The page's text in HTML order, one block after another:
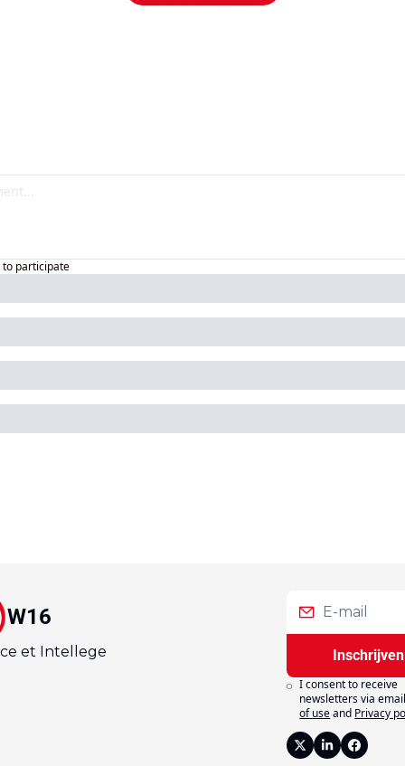
to participate
W16
et Intellege Inschrijven
I consent to receive
newsletters via
of useand Privacy